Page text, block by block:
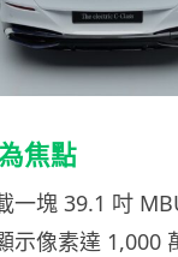
焦點
一塊 39.1 吋
示像素達 1,000